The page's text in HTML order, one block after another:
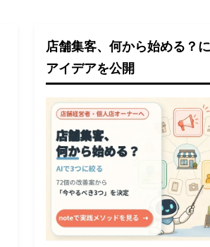
店舗集客、何から始める？
アイデアを公開